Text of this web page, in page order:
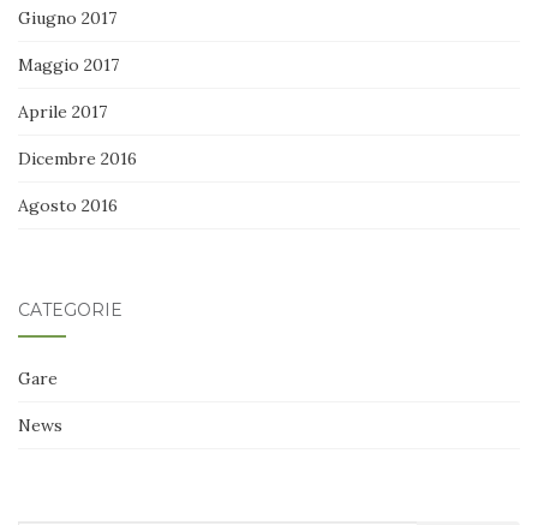
Giugno 2017
Maggio 2017
Aprile 2017
Dicembre 2016
Agosto 2016
CATEGORIE
Gare
News